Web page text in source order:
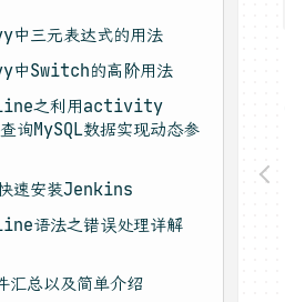
三元表达式的用法
Switch的高阶用法
之利用activity
询MySQL数据实现动态参
速安装Jenkins
语法之错误处理详解
总以及简单介绍